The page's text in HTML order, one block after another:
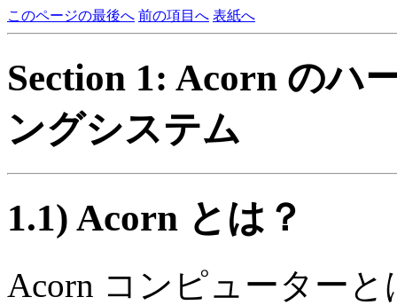
このページの最後へ 前の項目へ 表紙へ
Section 1: Acorn のハ
ングシステム
1.1) Acorn とは？
Acorn コンピューター